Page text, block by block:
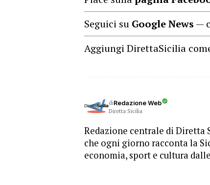
Seguici su Google News —
Aggiungi DirettaSicilia
diRedazione Web
Diretta Sicilia
Redazione centrale di
che ogni giorno racconta la
economia, sport e cultura